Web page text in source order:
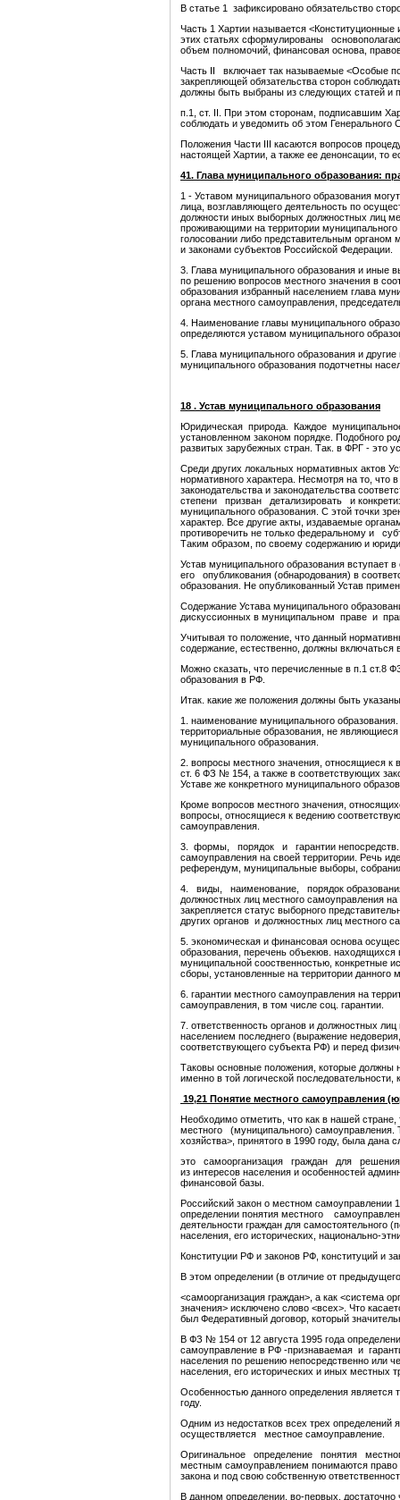
В статье 1 зафиксировано обязательство
Часть 1 Хартии называется
этих статьях сформулированы
объем полномочий, финансовая основа,
Часть II включает так называемые <Особые
закрепляющей обязательства сторон
должны быть выбраны из следующих статей и
п.1, ст. II. При этом сторонам, подписавшим
соблюдать и уведомить об этом Генерального
Положения Части III касаются вопросов
настоящей Хартии, а также ее денонсации, то
41. Глава муниципального образования:
1 - Уставом муниципального образования
лица, возглавляющего деятельность по
должности иных выборных должностных лиц
проживающими на территории муниципального
голосовании либо представительным органом
и законами субъектов Российской Федерации.
3. Глава муниципального образования и иные
по решению вопросов местного значения в
образования избранный населением глава
органа местного самоуправления,
4. Наименование главы муниципального
определяются уставом муниципального
5. Глава муниципального образования и
муниципального образования подотчетны
18 . Устав муниципального образования
Юридическая природа. Каждое муниципальное
установленном законом порядке. Подобного
развитых зарубежных стран. Так. в ФРГ - это
Среди других локальных нормативных актов
нормативного характера. Несмотря на то,
законодательства и законодательства
степени призван детализировать и
муниципального образования. С этой точки
характер. Все другие акты, издаваемые
противоречить не только федеральному и
Таким образом, по своему содержанию и
Устав муниципального образования
его опубликования (обнародования) в
образования. Не опубликованный Устав
Содержание Устава муниципального
дискуссионных в муниципальном праве и
Учитывая то положение, что данный
содержание, естественно, должны
Можно сказать, что перечисленные в п.1 ст.8
образования в РФ.
Итак. какие же положения должны быть
1. наименование муниципального
территориальные образования, не
муниципального образования.
2. вопросы местного значения, относящиеся к
ст. 6 ФЗ № 154, а также в соответствующих
Уставе же конкретного муниципального
Кроме вопросов местного значения,
вопросы, относящиеся к ведению
самоуправления.
3. формы, порядок и гарантии непосредств.
самоуправления на своей территории. Речь
референдум, муниципальные выборы,
4. виды, наименование, порядок
должностных лиц местного самоуправления
закрепляется статус выборного
других органов и должностных лиц местного
5. экономическая и финансовая основа
образования, перечень объекюв.
муниципальной сооственностью, конкретные
сборы, установленные на территории данного
6. гарантии местного самоуправления на
самоуправления, в том числе соц. гарантии.
7. ответственность органов и должностных
населением последнего (выражение
соответствующего субъекта РФ) и перед
Таковы основные положения, которые должны
именно в той логической
19,21 Понятие местного самоуправления
Необходимо отметить, что как в нашей
местного (муниципального)
хозяйства>, принятого в 1990 году, была
это самоорганизация граждан для решения
из интересов населения и особенностей
финансовой базы.
Российский закон о местном самоуправлении
определении понятия местного
деятельности граждан для самостоятельного
населения, его исторических, национально-
Конституции РФ и законов РФ, конституций и
В этом определении (в отличие от
<самоорганизация граждан>, а как <система
значения> исключено слово <всех>. Что
был Федеративный договор, который
В ФЗ № 154 от 12 августа 1995 года
самоуправление в РФ -признаваемая и
населения по решению непосредственно или
населения, его исторических и иных местных
Особенностью данного определения является
году.
Одним из недостатков всех трех определений
осуществляется местное самоуправление.
Оригинальное определение понятия
местным самоуправлением понимаются право
закона и под свою собственную
В данном определении, во-первых,